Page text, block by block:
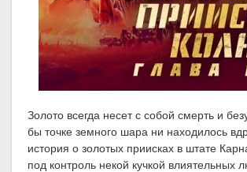
Золото всегда несет с собой смерть и
бы точке земного шара ни находилось
история о золотых приисках в штате
под контроль некой кучкой влиятельных